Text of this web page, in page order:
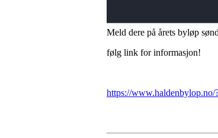
Meld dere på årets byløp
følg link for informasjon!
https://